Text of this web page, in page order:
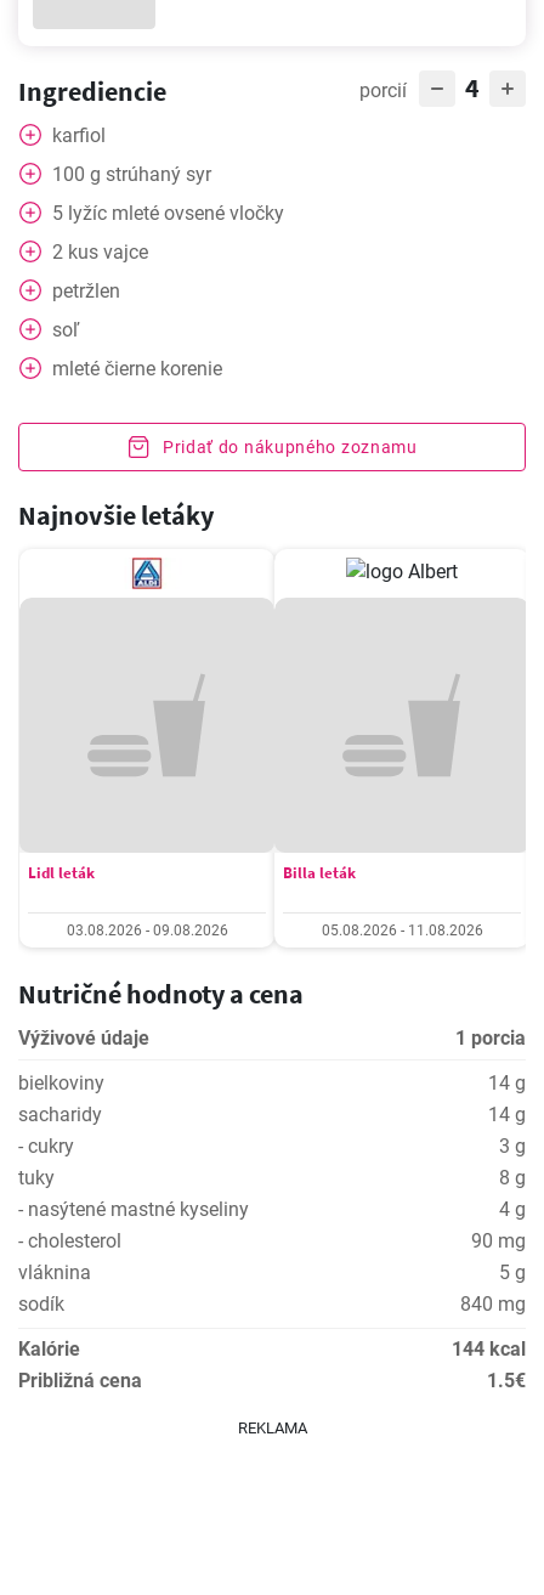
Ingrediencie porcií 4
karfiol
100 g strúhaný syr
5 lyžíc mleté ovsené vločky
2 kus vajce
petržlen
soľ
mleté čierne korenie
Pridať do nákupného zoznamu
Najnovšie letáky
Lidl leták
03.08.2026 - 09.08.2026
Billa leták
05.08.2026 - 11.08.2026
Nutričné hodnoty a cena
Výživové údaje
1 porcia
bielkoviny
14 g
sacharidy
14 g
- cukry
3 g
tuky
8 g
- nasýtené mastné kyseliny
4 g
- cholesterol
90 mg
vláknina
5 g
sodík
840 mg
Kalórie
144 kcal
Približná cena
1.5€
REKLAMA